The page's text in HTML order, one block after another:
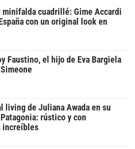
minifalda cuadrillé: Gime Accardi
con un original look en
Faustino, el hijo de Eva Bargiela
living de Juliana Awada en su
rústico y con
increíbles